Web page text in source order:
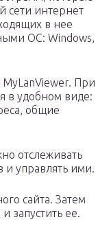
сети интернет
в нее
ОС: Windows,
При
в удобном виде:
общие
отслеживать
и управлять ими.
сайта. Затем
запустить ее.